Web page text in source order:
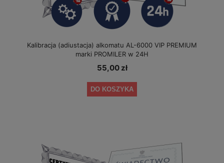
Kalibracja (adiustacja) alkomatu AL-6000 VIP PREMIUM
marki PROMILER w 24H
55,00 zł
DO KOSZYKA